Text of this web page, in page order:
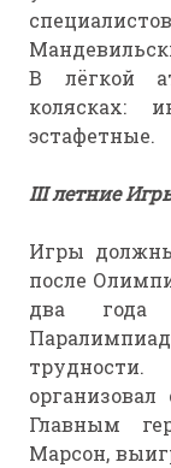
В лёгкой
колясках:
эстафетные.
III летние
Игры
после
два года
Главным
Марсон,